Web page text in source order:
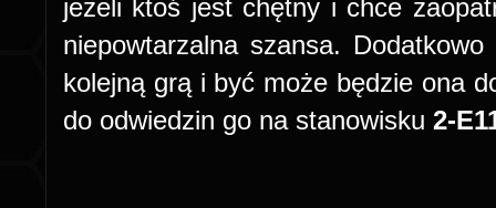
jeżeli ktoś jest chętny i chce
niepowtarzalna szansa.
kolejną grą i być może będzie ona
do odwiedzin go na stanowisku 2-